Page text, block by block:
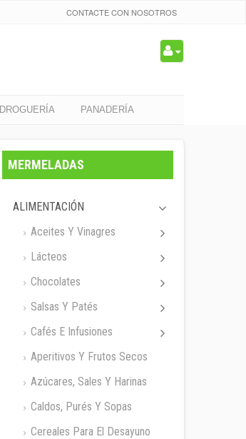
CONTACTE CON NOSOTROS
DROGUERÍA PANADERÍA
MERMELADAS
ALIMENTACIÓN
Aceites Y Vinagres
Lácteos
Chocolates
Salsas Y Patés
Cafés E Infusiones
Aperitivos Y Frutos Secos
Azúcares, Sales Y Harinas
Caldos, Purés Y Sopas
Cereales Para El Desayuno